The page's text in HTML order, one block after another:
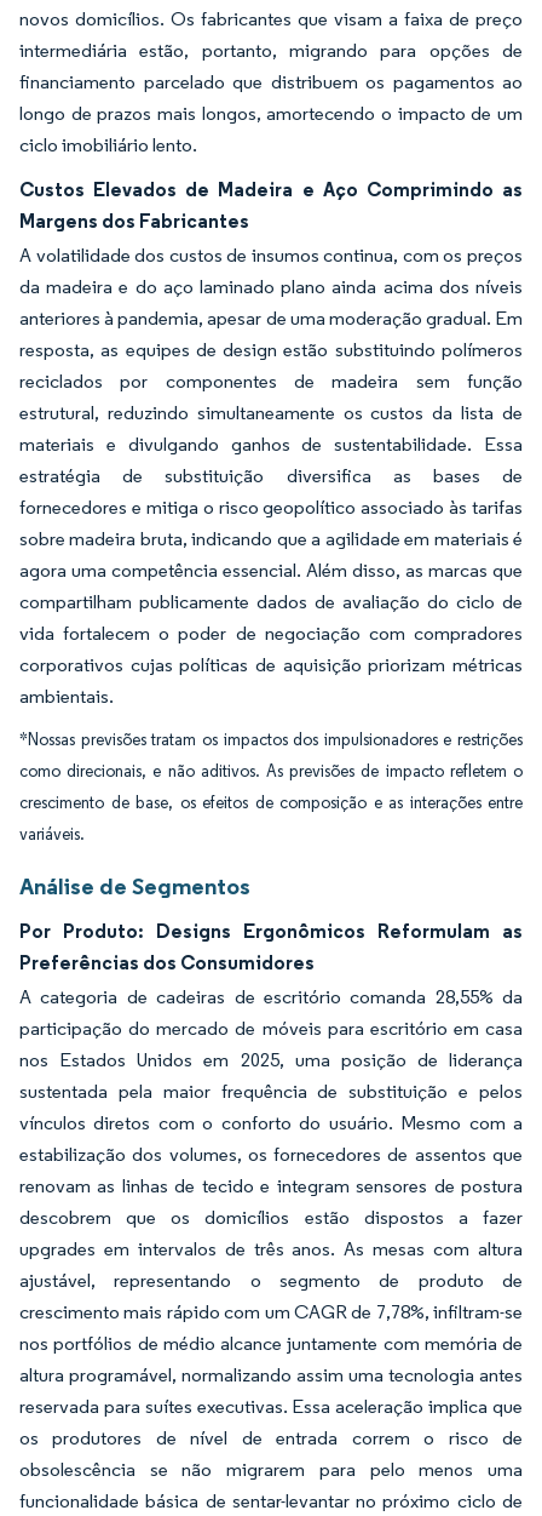
novos domicílios. Os fabricantes que visam a faixa de preço
intermediária estão, portanto, migrando para opções de
financiamento parcelado que distribuem os pagamentos ao
longo de prazos mais longos, amortecendo o impacto de um
ciclo imobiliário lento.
Custos Elevados de Madeira e Aço Comprimindo as
Margens dos Fabricantes
A volatilidade dos custos de insumos continua, com os preços
da madeira e do aço laminado plano ainda acima dos níveis
anteriores à pandemia, apesar de uma moderação gradual. Em
resposta, as equipes de design estão substituindo polímeros
reciclados por componentes de madeira sem função
estrutural, reduzindo simultaneamente os custos da lista de
materiais e divulgando ganhos de sustentabilidade. Essa
estratégia de substituição diversifica as bases de
fornecedores e mitiga o risco geopolítico associado às tarifas
sobre madeira bruta, indicando que a agilidade em materiais é
agora uma competência essencial. Além disso, as marcas que
compartilham publicamente dados de avaliação do ciclo de
vida fortalecem o poder de negociação com compradores
corporativos cujas políticas de aquisição priorizam métricas
ambientais.
*Nossas previsões tratam os impactos dos impulsionadores e restrições
como direcionais, e não aditivos. As previsões de impacto refletem o
crescimento de base, os efeitos de composição e as interações entre
variáveis.
Análise de Segmentos
Por Produto: Designs Ergonômicos Reformulam as
Preferências dos Consumidores
A categoria de cadeiras de escritório comanda 28,55% da
participação do mercado de móveis para escritório em casa
nos Estados Unidos em 2025, uma posição de liderança
sustentada pela maior frequência de substituição e pelos
vínculos diretos com o conforto do usuário. Mesmo com a
estabilização dos volumes, os fornecedores de assentos que
renovam as linhas de tecido e integram sensores de postura
descobrem que os domicílios estão dispostos a fazer
upgrades em intervalos de três anos. As mesas com altura
ajustável, representando o segmento de produto de
crescimento mais rápido com um CAGR de 7,78%, infiltram-se
nos portfólios de médio alcance juntamente com memória de
altura programável, normalizando assim uma tecnologia antes
reservada para suítes executivas. Essa aceleração implica que
os produtores de nível de entrada correm o risco de
obsolescência se não migrarem para pelo menos uma
funcionalidade básica de sentar-levantar no próximo ciclo de